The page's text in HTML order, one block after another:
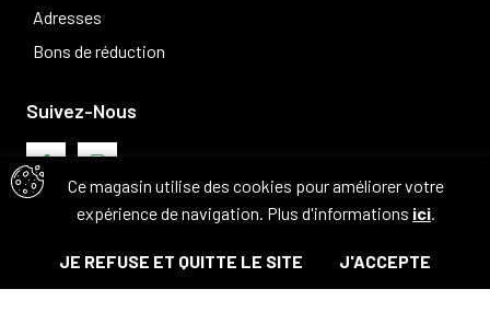
Adresses
Bons de réduction
Ce magasin utilise des cookies pour améliorer votre
expérience de navigation. Plus d'informations ici.
JE REFUSE ET QUITTE LE SITE J'ACCEPTE
Suivez-Nous